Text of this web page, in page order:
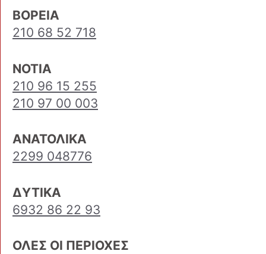
ΒΟΡΕΙΑ
210 68 52 718
ΝΟΤΙΑ
210 96 15 255
210 97 00 003
ΑΝΑΤΟΛΙΚΑ
2299 048776
ΔΥΤΙΚΑ
6932 86 22 93
ΟΛΕΣ ΟΙ ΠΕΡΙΟΧΕΣ